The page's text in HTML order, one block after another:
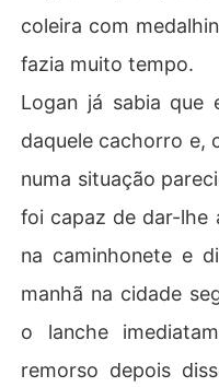
coleira com
fazia muito tempo.
Logan já sabia que
daquele cachorro e,
numa situação
foi capaz de dar-lhe
na caminhonete e
manhã na cidade
o lanche
remorso depois